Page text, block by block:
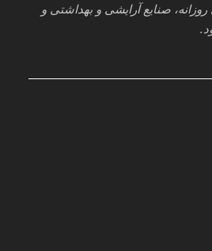
صنایع آرایشی و بهداشتی و